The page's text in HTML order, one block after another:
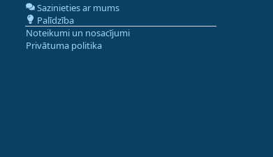
Sazinieties ar mums
Palīdzība
Noteikumi un nosacījumi
Privātuma politika